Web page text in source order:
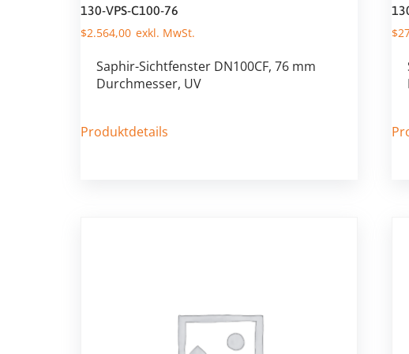
130-VPS-C100-76
$2.564,00
Saphir-Sichtfenster DN100CF, 76 mm
Durchmesser, UV
Produktdetails
$